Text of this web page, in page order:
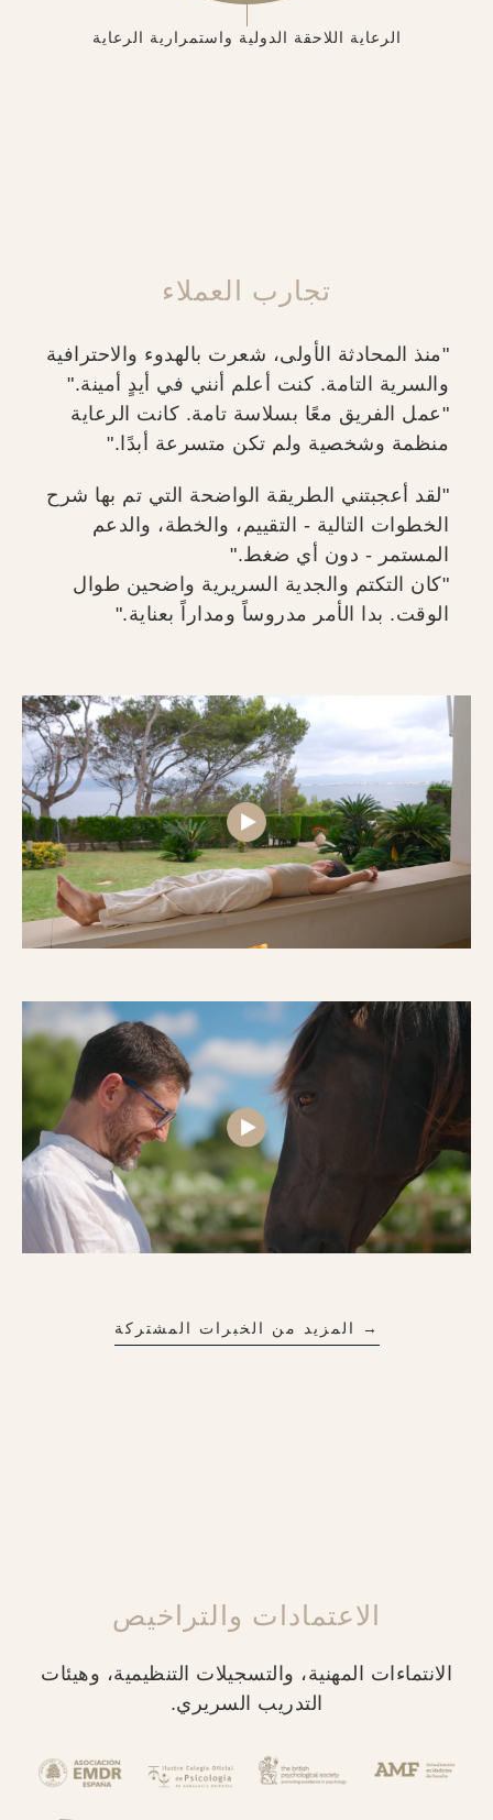
الرعاية اللاحقة الدولية واستمرارية الرعاية
تجارب العملاء
"منذ المحادثة الأولى، شعرت بالهدوء والاحترافية
والسرية التامة. كنت أعلم أنني في أيدٍ أمينة."
"عمل الفريق معًا بسلاسة تامة. كانت الرعاية
منظمة وشخصية ولم تكن متسرعة أبدًا."
"لقد أعجبتني الطريقة الواضحة التي تم بها شرح
الخطوات التالية - التقييم، والخطة، والدعم
المستمر - دون أي ضغط."
"كان التكتم والجدية السريرية واضحين طوال
الوقت. بدا الأمر مدروساً ومداراً بعناية."
→ المزيد من الخبرات المشتركة
الاعتمادات والتراخيص
الانتماءات المهنية، والتسجيلات التنظيمية، وهيئات
التدريب السريري.